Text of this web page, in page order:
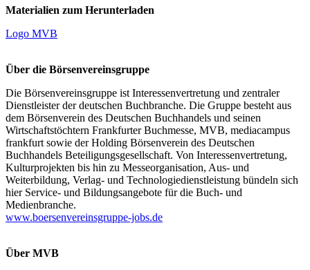
Materialien zum Herunterladen
Logo MVB
Über die Börsenvereinsgruppe
Die Börsenvereinsgruppe ist Interessenvertretung und zentraler
Dienstleister der deutschen Buchbranche. Die Gruppe besteht aus
dem Börsenverein des Deutschen Buchhandels und seinen
Wirtschaftstöchtern Frankfurter Buchmesse, MVB, mediacampus
frankfurt sowie der Holding Börsenverein des Deutschen
Buchhandels Beteiligungsgesellschaft. Von Interessenvertretung,
Kulturprojekten bis hin zu Messeorganisation, Aus- und
Weiterbildung, Verlag- und Technologiedienstleistung bündeln sich
hier Service- und Bildungsangebote für die Buch- und
Medienbranche.
www.boersenvereinsgruppe-jobs.de
Über MVB